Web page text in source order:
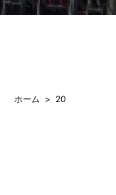
ホーム 20